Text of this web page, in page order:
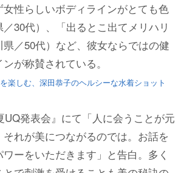
性らしいボディラインがとても色
30代）、「出るとこ出てメリハリ
／50代）など、彼女ならではの健
が称賛されている。
楽しむ、深田恭子のヘルシーな水着ショット
発表会』にて「人に会うことが元
れが美につながるのでは。お話を
ーをいただきます」と告白。多く